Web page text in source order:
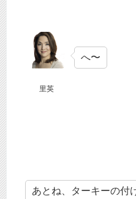
里英
へ〜
あとね、ターキーの付